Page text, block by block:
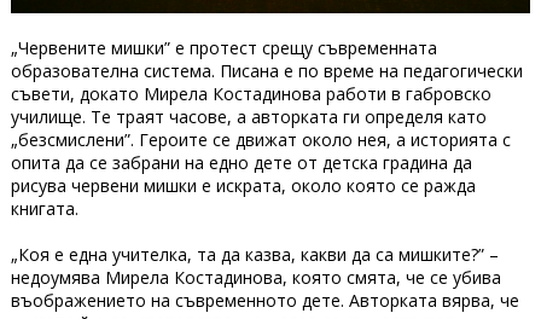
„Червените мишки” е протест срещу съвременната
образователна система. Писана е по време на педагогически
съвети, докато Мирела Костадинова работи в габровско
училище. Те траят часове, а авторката ги определя като
„безсмислени”. Героите се движат около нея, а историята с
опита да се забрани на едно дете от детска градина да
рисува червени мишки е искрата, около която се ражда
книгата.
„Коя е една учителка, та да казва, какви да са мишките?” –
недоумява Мирела Костадинова, която смята, че се убива
въображението на съвременното дете. Авторката вярва, че